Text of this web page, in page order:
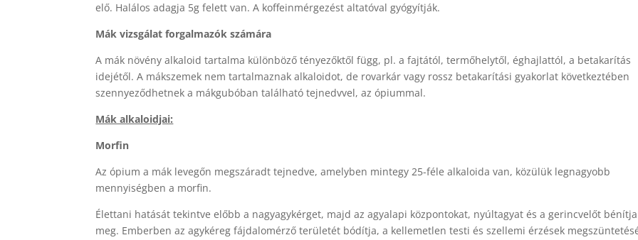
elő. Halálos adagja 5g felett van. A koffeinmérgezést altatóval gyógyítják.
Mák vizsgálat forgalmazók számára
A mák növény alkaloid tartalma különböző tényezőktől függ, pl. a fajtától, termőhelytől, éghajlattól, a betakarítás
idejétől. A mákszemek nem tartalmaznak alkaloidot, de rovarkár vagy rossz betakarítási gyakorlat következtében
szennyeződhetnek a mákgubóban található tejnedvvel, az ópiummal.
Mák alkaloidjai:
Morfin
Az ópium a mák levegőn megszáradt tejnedve, amelyben mintegy 25-féle alkaloida van, közülük legnagyobb
mennyiségben a morfin.
Élettani hatását tekintve előbb a nagyagykérget, majd az agyalapi központokat, nyúltagyat és a gerincvelőt bénítja
meg. Emberben az agykéreg fájdalomérző területét bódítja, a kellemetlen testi és szellemi érzések